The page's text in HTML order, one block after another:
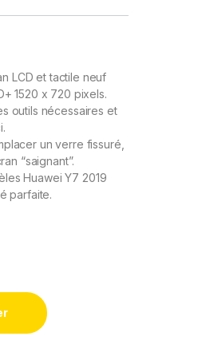
LCD et tactile neuf
1520 x 720 pixels.
outils nécessaires et
un verre fissuré,
“saignant”.
Huawei Y7 2019
parfaite.
2019 Noir + Outils + Colle